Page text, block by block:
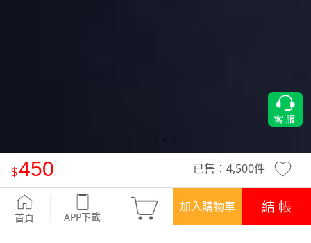
首頁 APP下載
加入購物車 結 帳
450 已售： 4,500件
Airyn 小胸UP UP！飽滿集中無鋼圈無痕內衣